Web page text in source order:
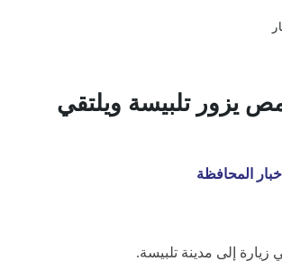
يزور تلبيسة ويلتقي
أخبار المحافظة
إلى مدينة تلبيسة.